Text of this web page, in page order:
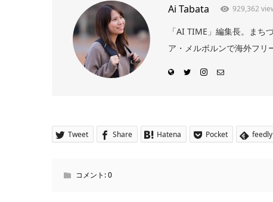
Ai Tabata 929,362
「AI TIME」編集長。ま
ア・メルボルンで海外フリ
Tweet Share Hatena Pocket feedly
コメント:0